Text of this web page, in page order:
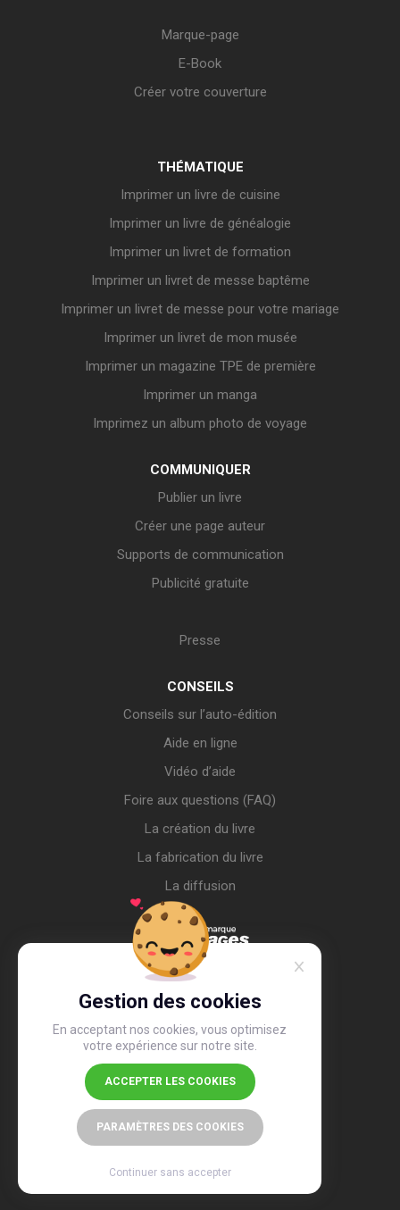
Gestion des cookies
En acceptant nos cookies, vous optimisez
votre expérience sur notre site.
ACCEPTER LES COOKIES
PARAMÈTRES DES COOKIES
Continuer sans accepter
Marque-page
E-Book
Créer votre couverture
THÉMATIQUE
Imprimer un livre de cuisine
Imprimer un livre de généalogie
Imprimer un livret de formation
Imprimer un livret de messe baptême
Imprimer un livret de messe pour votre mariage
Imprimer un livret de mon musée
Imprimer un magazine TPE de première
Imprimer un manga
Imprimez un album photo de voyage
COMMUNIQUER
Publier un livre
Créer une page auteur
Supports de communication
Publicité gratuite
Presse
CONSEILS
Conseils sur l’auto-édition
Aide en ligne
Vidéo d’aide
Foire aux questions (FAQ)
La création du livre
La fabrication du livre
La diffusion
4,4